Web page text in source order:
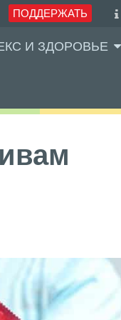
ПОДДЕРЖАТЬ
И ЗДОРОВЬЕ